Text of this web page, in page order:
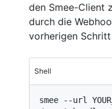
den Smee-Client
durch die
vorherigen
Shell
smee --url